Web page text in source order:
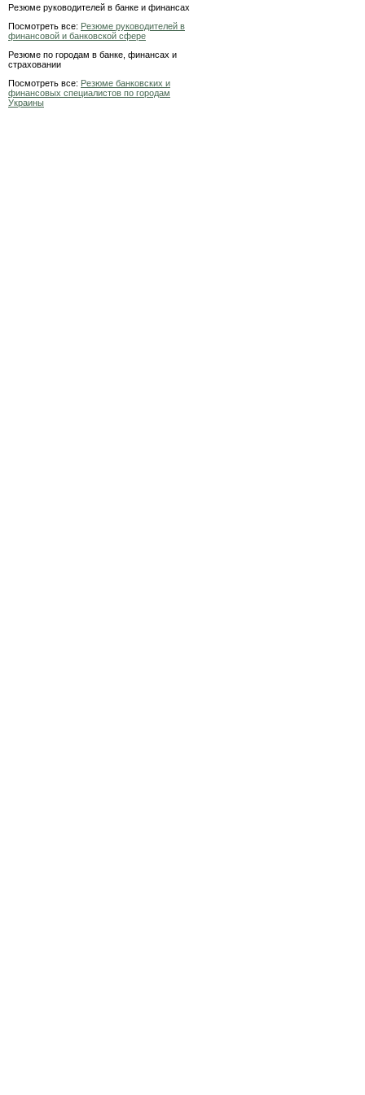
Резюме руководителей в банке и финансах
Посмотреть все: Резюме руководителей в
финансовой и банковской сфере
Резюме по городам в банке, финансах и
страховании
Посмотреть все: Резюме банковских и
финансовых специалистов по городам
Украины